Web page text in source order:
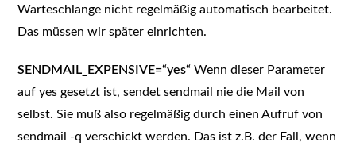
Warteschlange nicht regelmäßig automatisch bearbeitet.
Das müssen wir später einrichten.
SENDMAIL_EXPENSIVE=“yes“ Wenn dieser Parameter
auf yes gesetzt ist, sendet sendmail nie die Mail von
selbst. Sie muß also regelmäßig durch einen Aufruf von
sendmail -q verschickt werden. Das ist z.B. der Fall, wenn